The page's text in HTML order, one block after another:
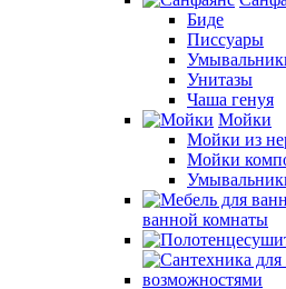
Биде
Писсуары
Унитазы
Чаша генуя
Мойки
Мойки из
Мойки
ванной комнаты